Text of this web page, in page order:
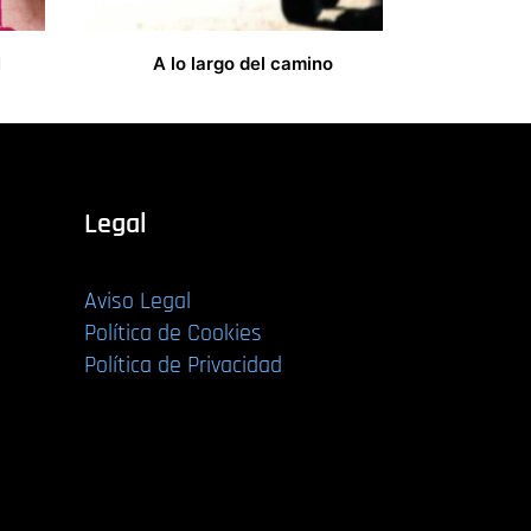
A lo largo del camino
Legal
Aviso Legal
Política de Cookies
Política de Privacidad